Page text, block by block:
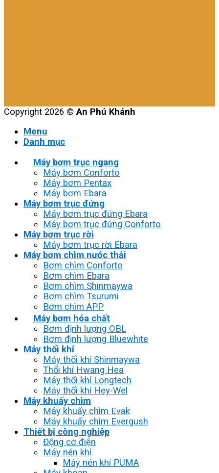
Copyright 2026 ©An Phú Khánh
Menu
Danh mục
Máy bơm trục ngang
Máy bơm Conforto
Máy bơm Pentax
Máy bơm Ebara
Máy bơm trục đứng
Máy bơm trục đứng Ebara
Máy bơm trục đứng Conforto
Máy bơm trục rời
Máy bơm trục rời Ebara
Máy bơm chìm nước thải
Bơm chìm Conforto
Bơm chìm Ebara
Bơm chìm Shinmaywa
Bơm chìm Tsurumi
Bơm chìm APP
Máy bơm hóa chất
Bơm định lượng OBL
Bơm định lượng Bluewhite
Máy thổi khí
Máy thổi khí Shinmaywa
Thổi khí Hwang Hea
Máy thổi khí Longtech
Máy thổi khí Hey-Wel
Máy khuấy chìm
Máy khuấy chìm Evak
Máy khuấy chìm Evergush
Thiết bị công nghiệp
Động cơ điện
Máy nén khí
Máy nén khí PUMA